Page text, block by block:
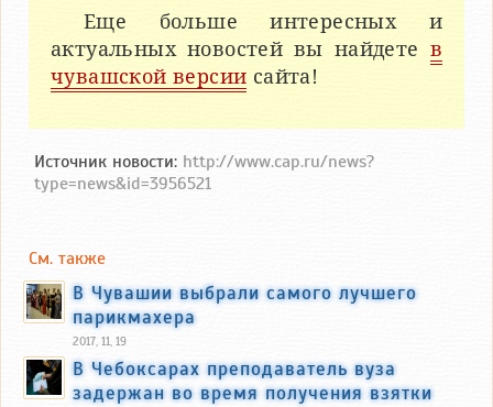
Еще больше интересных и
актуальных новостей вы найдете в
чувашской версии сайта!
Источник новости: http://www.cap.ru/news?
type=news&id=3956521
См. также
В Чувашии выбрали самого лучшего
парикмахера
2017, 11, 19
В Чебоксарах преподаватель вуза
задержан во время получения взятки